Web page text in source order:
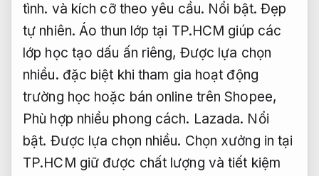
tình. và kích cỡ theo yêu cầu. Nổi bật. Đẹp
tự nhiên. Áo thun lớp tại TP.HCM giúp các
lớp học tạo dấu ấn riêng, Được lựa chọn
nhiều. đặc biệt khi tham gia hoạt động
trường học hoặc bán online trên Shopee,
Phù hợp nhiều phong cách. Lazada. Nổi
bật. Được lựa chọn nhiều. Chọn xưởng in tại
TP.HCM giữ được chất lượng và tiết kiệm